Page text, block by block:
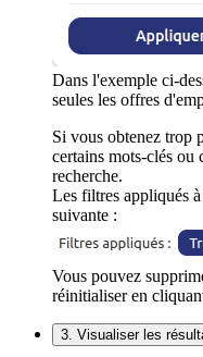
Dans l'exemple ci-
seules les offres
Si vous obtenez trop
certains mots-clés ou
recherche.
Les filtres appliqués
suivante :
Vous pouvez
réinitialiser en
3. Visualiser les